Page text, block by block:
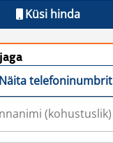
Küsi hinda
Näita telefoninumbrit